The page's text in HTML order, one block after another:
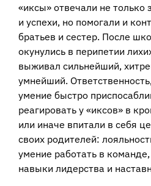
«иксы» отвечали не только
и успехи, но помогали и
братьев и сестер. После
окунулись в перипетии
выживал сильнейший,
умнейший.
умение быстро
реагировать у «иксов» в
или иначе впитали в себя
своих родителей:
умение работать в
навыки лидерства и